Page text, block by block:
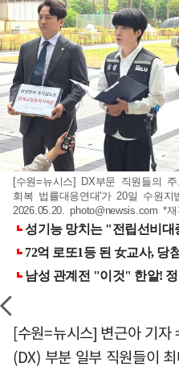
[수원=뉴시스] DX부문 직원들의
회복 법률대응연대'가 20일 수원
2026.05.20.photo@newsis.com *
[수원=뉴시스] 변근아 기자
(DX) 부분 일부 직원들이